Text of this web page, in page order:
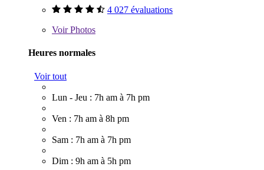
4 027 évaluations
VoirPhotos
Heures normales
Voir tout
Lun - Jeu : 7h am à 7h pm
Ven : 7h am à 8h pm
Sam : 7h am à 7h pm
Dim : 9h am à 5h pm